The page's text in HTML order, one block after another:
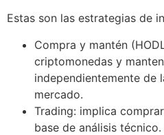
Estas son las estrategias de
Compra y mantén
criptomonedas y
independientemente de
mercado.
Trading: implica
base de análisis